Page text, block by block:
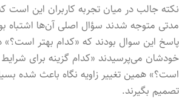
نکته جالب در میان تجربه کاربران این است
مدتی متوجه شدند سؤال اصلی آن‌ها اشتباه
پاسخ این سوال بودند که «کدام بهتر است؟»
خودشان می‌پرسیدند «کدام گزینه برای
است؟» همین تغییر زاویه نگاه باعث شده
تصمیم بگیرند.